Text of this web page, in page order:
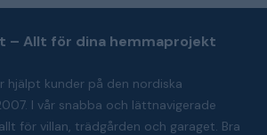
– Allt för dina hemmaprojekt
hjälpt kunder på den nordiska
I vår snabba och lättnavigerade
för villan, trädgården och garaget. Bra